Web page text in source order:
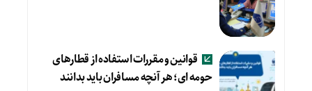
قوانین و مقررات استفاده از قطارهای
حومه ای؛ هر آنچه مسافران باید بدانند